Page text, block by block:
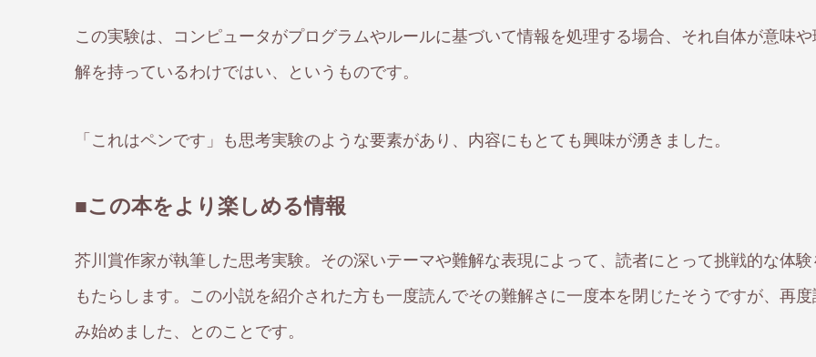
この実験は、コンピュータがプログラムやルールに基づいて情報を処理する場合、それ自体が意味や
解を持っているわけではい、というものです。
「これはペンです」も思考実験のような要素があり、内容にもとても興味が湧きました。
■この本をより楽しめる情報
芥川賞作家が執筆した思考実験。その深いテーマや難解な表現によって、読者にとって挑戦的な体験
もたらします。この小説を紹介された方も一度読んでその難解さに一度本を閉じたそうですが、再度
み始めました、とのことです。